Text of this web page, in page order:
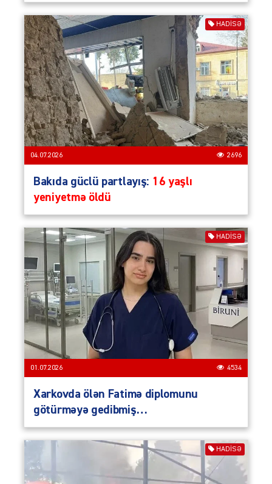
HADISƏ
04.07.2026 2696
Bakıda güclü partlayış: 16 yaşlı
yeniyetmə öldü
HADISƏ
01.07.2026 4534
Xarkovda ölən Fatimə diplomunu
götürməyə gedibmiş…
HADISƏ